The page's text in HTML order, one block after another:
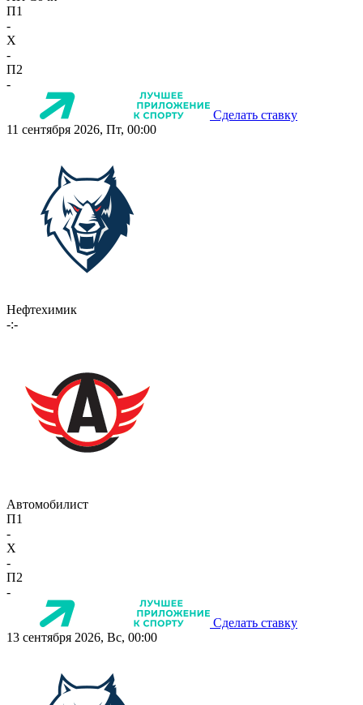
П1
-
X
-
П2
-
Сделать ставку
11 сентября 2026, Пт, 00:00
Нефтехимик
-:-
Автомобилист
П1
-
X
-
П2
-
Сделать ставку
13 сентября 2026, Вс, 00:00